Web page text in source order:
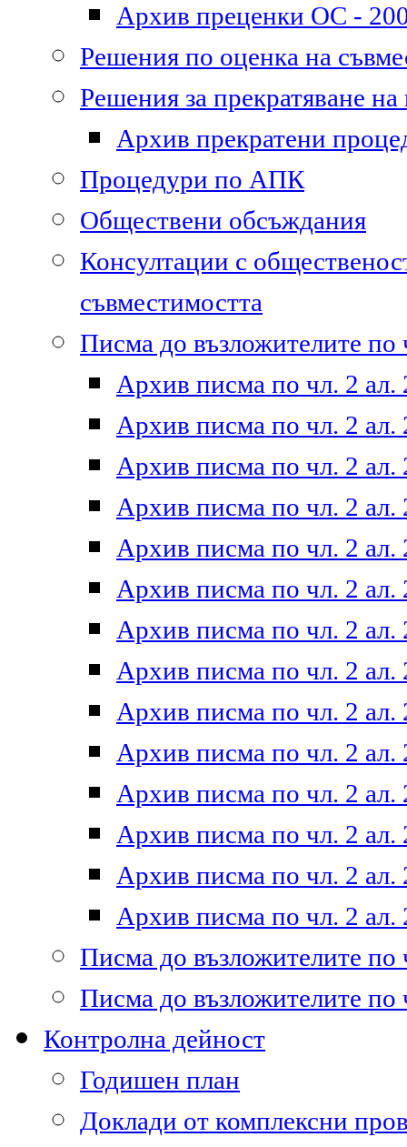
Архив преценки ОС -
Решения по оценка на
Решения за прекратяване
Архив прекратени
Процедури по АПК
Обществени обсъждания
Консултации с
съвместимостта
Писма до възложителите по
Архив писма по чл. 2 ал.
Архив писма по чл. 2 ал.
Архив писма по чл. 2 ал.
Архив писма по чл. 2 ал.
Архив писма по чл. 2 ал.
Архив писма по чл. 2 ал.
Архив писма по чл. 2 ал.
Архив писма по чл. 2 ал.
Архив писма по чл. 2 ал.
Архив писма по чл. 2 ал.
Архив писма по чл. 2 ал.
Архив писма по чл. 2 ал.
Архив писма по чл. 2 ал.
Архив писма по чл. 2 ал.
Писма до възложителите по
Писма до възложителите по
Контролна дейност
Годишен план
Доклади от комплексни